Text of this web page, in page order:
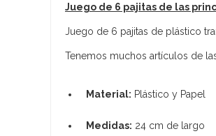
Juego de 6 pajitas de las
Juego de 6 pajitas de plástico
Tenemos muchos artículos de
Material: Plástico y Papel
Medidas: 24 cm de largo